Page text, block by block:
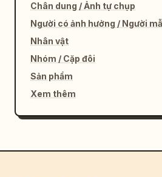
Chân dung / Ảnh tự chụp
Người có ảnh hưởng / Người
Nhân vật
Nhóm / Cặp đôi
Sản phẩm
Xem thêm